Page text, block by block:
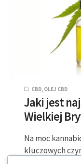
CBD, OLEJ CBD
Jaki jest
Wielkiej
Na moc
kluczowych